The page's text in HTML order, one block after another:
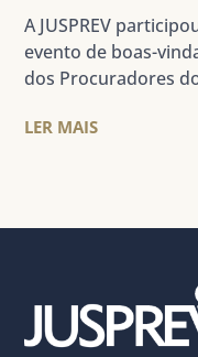
A JUSPREV
evento de boas-
dos Procuradores
LER MAIS